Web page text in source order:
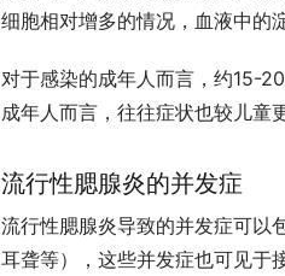
细胞相对增多的情况，血液中的
对于感染的成年人而言，约15-
成年人而言，往往症状也较儿童
流行性腮腺炎的并发症
流行性腮腺炎导致的并发症可以
耳聋等），这些并发症也可见于